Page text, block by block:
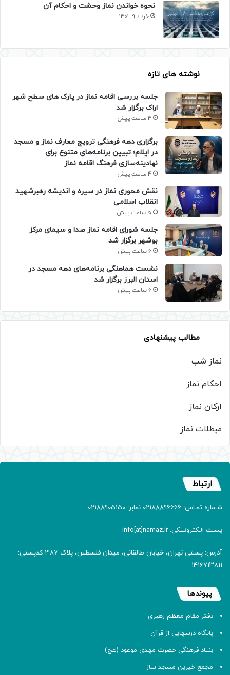
نحوه خواندن نماز وحشت و احکام آن
خرداد 9, 1401
نوشته های تازه
جلسه بررسی اقامه نماز در پارک های سطح شهر
اراک برگزار شد
4 ساعت پیش
برگزاری دهه فرهنگی ترویج معارف نماز و مسجد
در ایلام؛ تبیین برنامه‌های متنوع برای
نهادینه‌سازی فرهنگ اقامه نماز
4 ساعت پیش
نقش محوری نماز در سیره و اندیشه رهبرشهید
انقلاب اسلامی
5 ساعت پیش
جلسه شورای اقامه نماز صدا و سیمای مرکز
بوشهر برگزار شد
6 ساعت پیش
نشست هماهنگی برنامه‌های دهه مسجد در
استان البرز برگزار شد
6 ساعت پیش
مطالب پیشنهادی
نماز شب
احکام نماز
ارکان نماز
مبطلات نماز
ارتباط
شـماره تمـاس: 02188896666 نمابر: 02188905150
پسـت الـکترونیـکی: info[at]namaz.ir
آدرس: پسـتی تهران، خیابان طالقانی، میدان فلسطین، پلاک 387 کدپستی:
۱۴۱۶۷۱۳۸۱۱
پیوندها
دفتر مقام معظم رهبری
پایگاه درسهایی از قرآن
بنیاد فرهنگی حضرت مهدی موعود (عج)
مجمع خیرین مسجد ساز